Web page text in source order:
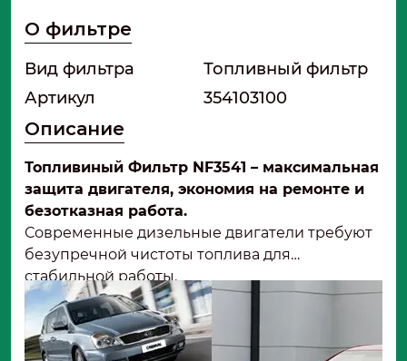
О фильтре
Вид фильтра
Топливный фильтр
Артикул
354103100
Описание
Топливиный Фильтр NF3541 – максимальная
защита двигателя, экономия на ремонте и
безотказная работа.
Современные дизельные двигатели требуют
безупречной чистоты топлива для
стабильной работы.
Фильтр NF3541 от «Невский Фильтр» – это
надежное решение, которое обеспечивает